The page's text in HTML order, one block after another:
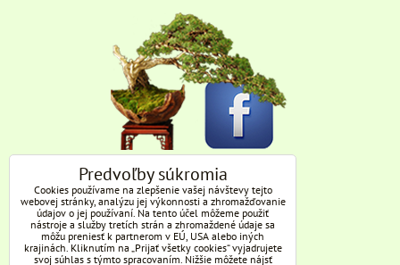
Predvoľby súkromia
Cookies používame na zlepšenie vašej návštevy tejto
webovej stránky, analýzu jej výkonnosti a zhromažďovanie
údajov o jej používaní. Na tento účel môžeme použiť
nástroje a služby tretích strán a zhromaždené údaje sa
môžu preniesť k partnerom v EÚ, USA alebo iných
krajinách. Kliknutím na „Prijať všetky cookies“ vyjadrujete
svoj súhlas s týmto spracovaním. Nižšie môžete nájsť